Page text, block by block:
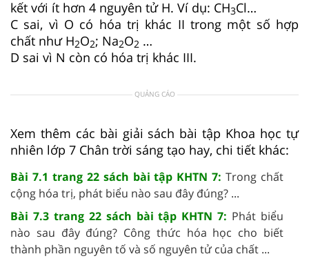
kết với ít hơn 4 nguyên tử H. Ví dụ: CH3Cl…
C sai, vì O có hóa trị khác II trong một số hợp
chất như H2O2; Na2O2 …
D sai vì N còn có hóa trị khác III.
QUẢNG CÁO
Xem thêm các bài giải sách bài tập Khoa học tự
nhiên lớp 7 Chân trời sáng tạo hay, chi tiết khác:
Bài 7.1 trang 22 sách bài tập KHTN 7:Trong chất
cộng hóa trị, phát biểu nào sau đây đúng? ...
Bài 7.3 trang 22 sách bài tập KHTN 7: Phát biểu
nào sau đây đúng? Công thức hóa học cho biết
thành phần nguyên tố và số nguyên tử của chất ...